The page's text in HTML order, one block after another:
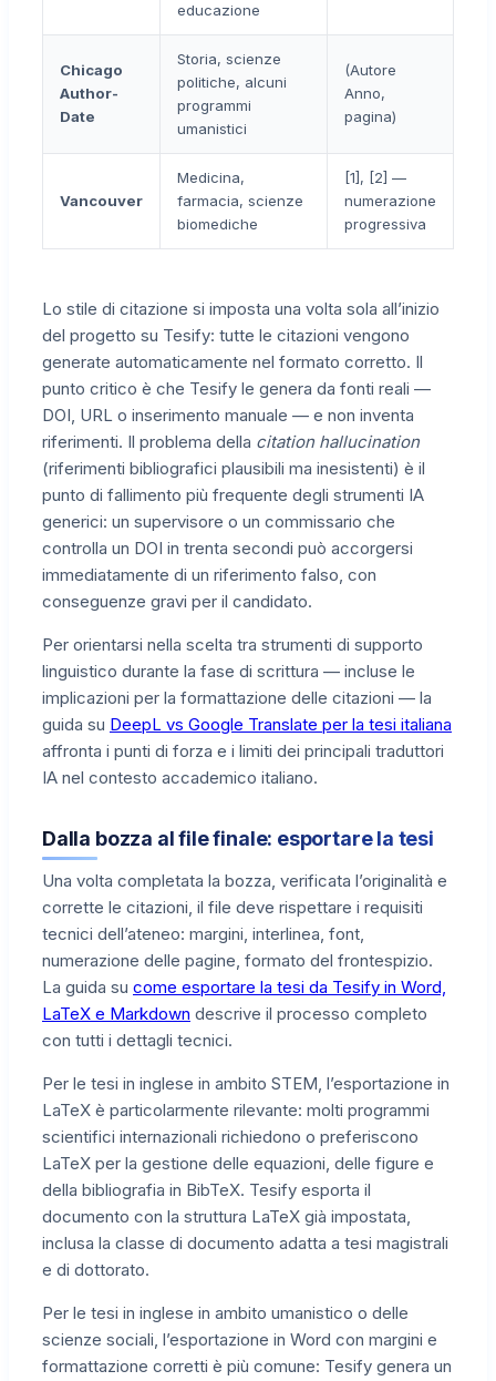
educazione
Chicago
Author-
Date
Storia, scienze
politiche, alcuni
programmi
umanistici
(Autore
Anno,
pagina)
Vancouver
Medicina,
farmacia, scienze
biomediche
[1], [2] —
numerazione
progressiva
Lo stile di citazione si imposta una volta sola all’inizio
del progetto su Tesify: tutte le citazioni vengono
generate automaticamente nel formato corretto. Il
punto critico è che Tesify le genera da fonti reali —
DOI, URL o inserimento manuale — e non inventa
riferimenti. Il problema della citation hallucination
(riferimenti bibliografici plausibili ma inesistenti) è il
punto di fallimento più frequente degli strumenti IA
generici: un supervisore o un commissario che
controlla un DOI in trenta secondi può accorgersi
immediatamente di un riferimento falso, con
conseguenze gravi per il candidato.
Per orientarsi nella scelta tra strumenti di supporto
linguistico durante la fase di scrittura — incluse le
implicazioni per la formattazione delle citazioni — la
guida su DeepL vs Google Translate per la tesi italiana
affronta i punti di forza e i limiti dei principali traduttori
IA nel contesto accademico italiano.
Dalla bozza al file finale: esportare la tesi
Una volta completata la bozza, verificata l’originalità e
corrette le citazioni, il file deve rispettare i requisiti
tecnici dell’ateneo: margini, interlinea, font,
numerazione delle pagine, formato del frontespizio.
La guida su come esportare la tesi da Tesify in Word,
LaTeX e Markdown descrive il processo completo
con tutti i dettagli tecnici.
Per le tesi in inglese in ambito STEM, l’esportazione in
LaTeX è particolarmente rilevante: molti programmi
scientifici internazionali richiedono o preferiscono
LaTeX per la gestione delle equazioni, delle figure e
della bibliografia in BibTeX. Tesify esporta il
documento con la struttura LaTeX già impostata,
inclusa la classe di documento adatta a tesi magistrali
e di dottorato.
Per le tesi in inglese in ambito umanistico o delle
scienze sociali, l’esportazione in Word con margini e
formattazione corretti è più comune: Tesify genera un